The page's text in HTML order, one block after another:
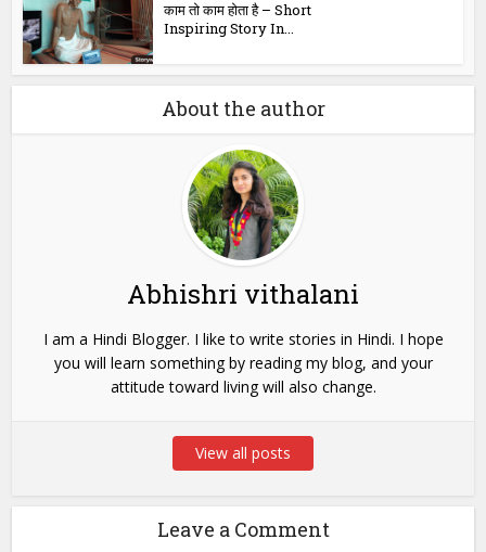
काम तो काम होता है – Short
Inspiring Story In...
About the author
Abhishri vithalani
I am a Hindi Blogger. I like to write stories in Hindi. I hope
you will learn something by reading my blog, and your
attitude toward living will also change.
View all posts
Leave a Comment